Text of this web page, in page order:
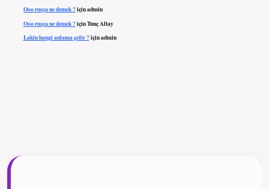
Ooo rusça ne demek ?içinadmin
Ooo rusça ne demek ?içinTunç Altay
Lakin hangi anlama gelir ?içinadmin